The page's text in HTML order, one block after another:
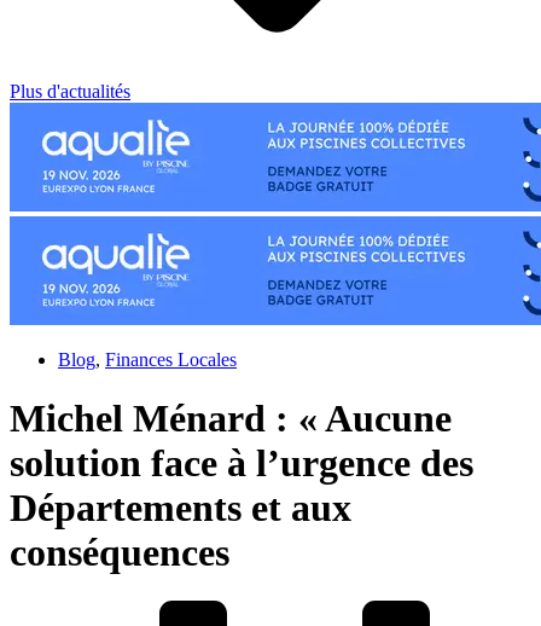
Plus d'actualités
Blog, Finances Locales
Michel Ménard : « Aucune
solution face à l’urgence des
Départements et aux
conséquences